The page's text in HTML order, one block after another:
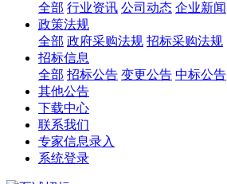
全部 行业资讯 公司动态 企业新闻
政策法规
全部 政府采购法规 招标采购法规
招标信息
全部 招标公告 变更公告 中标公告
其他公告
下载中心
联系我们
专家信息录入
系统登录